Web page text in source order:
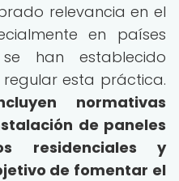
relevancia en el
en países
han establecido
esta práctica.
normativas
de paneles
residenciales y
de fomentar el